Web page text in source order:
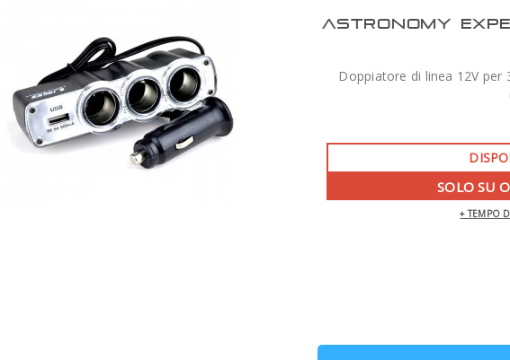
ASTRONOMY
Doppiatore di linea 12V per
SOLO SU
+ TEMPO